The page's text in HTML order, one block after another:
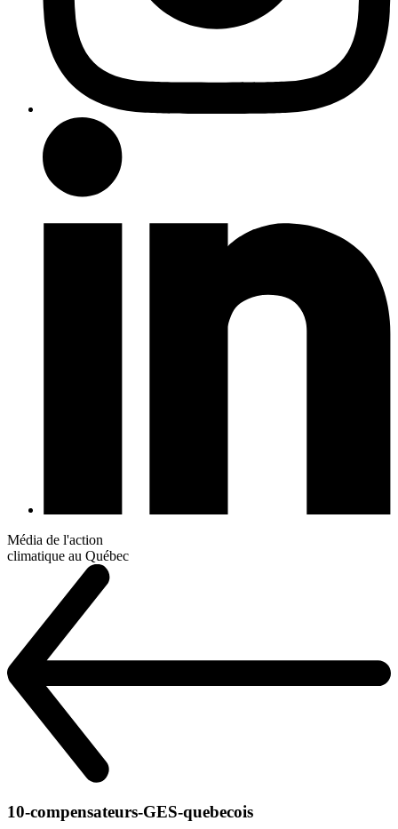
Média de l'action
climatique au Québec
10-compensateurs-GES-quebecois